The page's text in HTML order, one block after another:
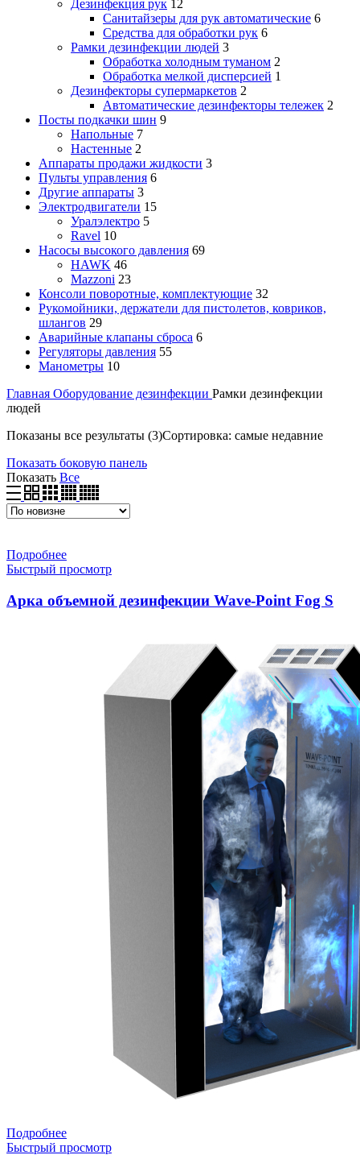
Дезинфекция рук 12
Санитайзеры для рук автоматические 6
Средства для обработки рук 6
Рамки дезинфекции людей 3
Обработка холодным туманом 2
Обработка мелкой дисперсией 1
Дезинфекторы супермаркетов 2
Автоматические дезинфекторы тележек 2
Посты подкачки шин 9
Напольные 7
Настенные 2
Аппараты продажи жидкости 3
Пульты управления 6
Другие аппараты 3
Электродвигатели 15
Уралэлектро 5
Ravel 10
Насосы высокого давления 69
HAWK 46
Mazzoni 23
Консоли поворотные, комплектующие 32
Рукомойники, держатели для пистолетов, ковриков,
шлангов 29
Аварийные клапаны сброса 6
Регуляторы давления 55
Манометры 10
Главная Оборудование дезинфекции Рамки дезинфекции
людей
Показаны все результаты (3)Сортировка: самые недавние
Показать боковую панель
Показать Все
Подробнее
Быстрый просмотр
Арка объемной дезинфекции Wave-Point Fog S
Подробнее
Быстрый просмотр